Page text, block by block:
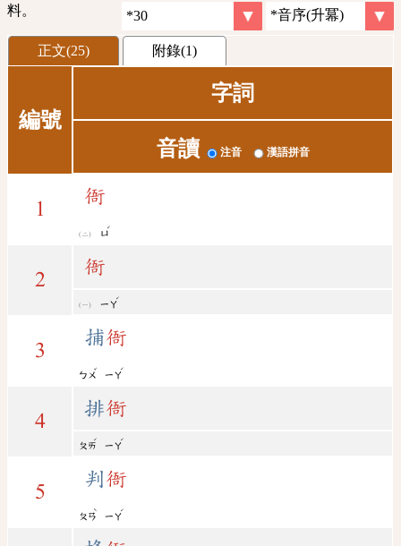
料。
正文(25) 附錄(1)
編號
字詞
音讀 注音 漢語拼音
1
衙
ㄩ
ˊ
2
衙
ㄧㄚ
ˊ
3
捕衙
ㄅㄨ
ˇ
ㄧㄚ
ˊ
4
排衙
ㄆㄞ
ˊ
ㄧㄚ
ˊ
5
判衙
ㄆㄢ
ˋ
ㄧㄚ
ˊ